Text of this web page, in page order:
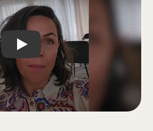
Play